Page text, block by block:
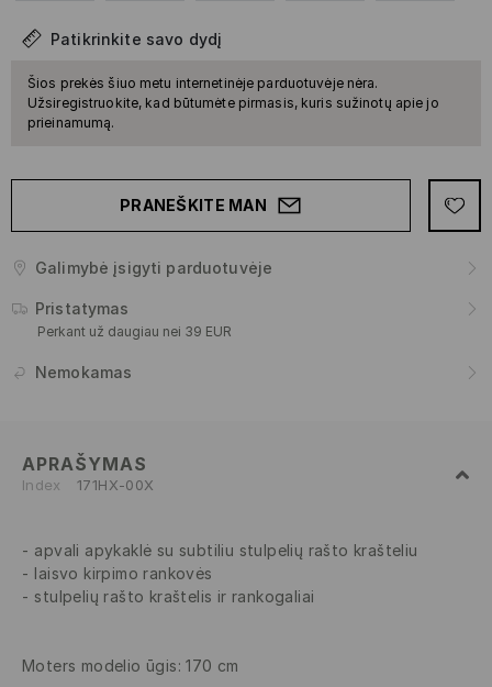
Patikrinkite savo dydį
Šios prekės šiuo metu internetinėje parduotuvėje nėra.
Užsiregistruokite, kad būtumėte pirmasis, kuris sužinotų apie jo
prieinamumą.
PRANEŠKITE MAN
Galimybė įsigyti parduotuvėje
Pristatymas
Perkant už daugiau nei 39 EUR
Nemokamas
APRAŠYMAS
Index 171HX-00X
apvali apykaklė su subtiliu stulpelių rašto krašteliu
laisvo kirpimo rankovės
stulpelių rašto kraštelis ir rankogaliai
Moters modelio ūgis: 170 cm